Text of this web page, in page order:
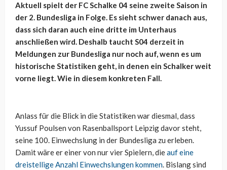
Aktuell spielt der FC Schalke 04 seine zweite Saison in
der 2. Bundesliga in Folge. Es sieht schwer danach aus,
dass sich daran auch eine dritte im Unterhaus
anschließen wird. Deshalb taucht S04 derzeit in
Meldungen zur Bundesliga nur noch auf, wenn es um
historische Statistiken geht, in denen ein Schalker weit
vorne liegt. Wie in diesem konkreten Fall.
Anlass für die Blick in die Statistiken war diesmal, dass
Yussuf Poulsen von Rasenballsport Leipzig davor steht,
seine 100. Einwechslung in der Bundesliga zu erleben.
Damit wäre er einer von nur vier Spielern, dieauf eine
dreistellige Anzahl Einwechslungen kommen. Bislang sind